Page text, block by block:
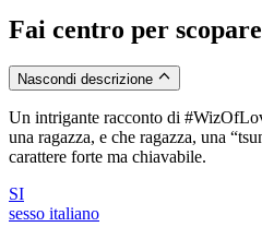
Fai centro per scopare
Nascondi descrizione
Un intrigante racconto di
una ragazza, e che ragazza, una
carattere forte ma chiavabile.
SI
sesso italiano